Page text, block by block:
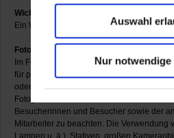
Auswahl
Nur notwendige
Wickelraum
Ein Wickelraum steht im Bereich der
Fotografieren und Filmen
Im Foyer und in den Ausstellungsräumen
für private Zwecke grundsätzlich
oder auf einem Werkschild wird dies
Fotografieren und Filmen sind
Besucherinnen und Besucher sowie der
Mitarbeiter zu beachten. Die Verwendung